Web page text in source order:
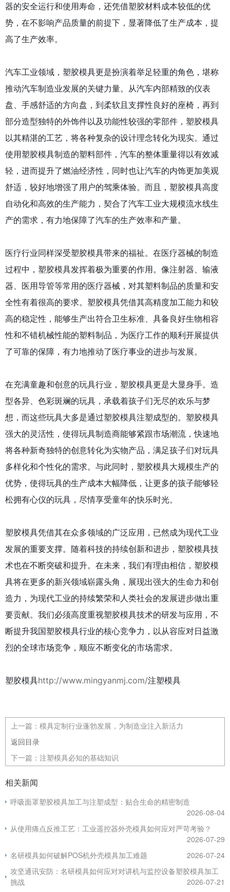
器的安全运行和使用寿命，还凭借塑胶材料成本较低的优
势，在不影响产品质量的前提下，显著降低了生产成本，提
高了生产效率。
汽车工业领域，塑胶模具更是扮演着举足轻重的角色，堪称
推动汽车制造业发展的关键力量。从汽车内部精致的仪表
盘、手感舒适的方向盘，到柔软且支撑性良好的座椅，再到
部分造型独特的外饰件以及功能性较强的零部件，塑胶模具
以其精湛的工艺，将各种复杂的设计理念转化为现实。通过
使用塑胶模具制造的塑料部件，汽车的整体重量得以有效减
轻，进而提升了燃油经济性，同时也让汽车的内饰更加美观
舒适，较好地增强了用户的驾乘体验。而且，塑胶模具高度
自动化和高效的生产能力，契合了汽车工业大规模流水线生
产的需求，有力地保障了汽车的生产效率和产量。
医疗行业同样深受塑胶模具带来的福祉。在医疗器械的制造
过程中，塑胶模具发挥着极为重要的作用。像注射器、输液
器、医用导管等常用的医疗器械，对其塑料制品的质量和安
全性有着很高的要求。塑胶模具凭借其高精度加工能力和较
高的稳定性，能够生产出符合卫生标准、具备良好生物相容
性和不错机械性能的塑料制品，为医疗工作的顺利开展提供
了可靠的保障，有力地推动了医疗事业的进步与发展。
在充满童趣和创意的玩具行业，塑胶模具更是大显身手。造
型各异、色彩斑斓的玩具，承载着孩子们无尽的欢乐与梦
想，而这些玩具大多是通过塑胶模具注塑成型的。塑胶模具
强大的灵活性，使得玩具制造商能够紧跟市场潮流，快速地
将各种新奇独特的创意转化为实物产品，满足孩子们对玩具
多样化和个性化的需求。与此同时，塑胶模具大规模生产的
优势，使得玩具的生产成本大幅降低，让更多的孩子能够轻
松拥有心仪的玩具，尽情享受童年的快乐时光。
塑胶模具凭借其在众多领域的广泛应用，已然成为现代工业
发展的重要支撑。随着科技的持续创新和进步，塑胶模具技
术也在不断突破和提升。在未来，我们有理由相信，塑胶模
具将在更多的新兴领域崭露头角，展现出强大的生命力和创
造力，为现代工业的持续繁荣和人类社会的发展进步做出重
要贡献。我们必须高度重视塑胶模具技术的研发与应用，不
断提升我国塑胶模具行业的核心竞争力，以从容应对日益激
烈的全球市场竞争，顺应不断变化的市场需求。
塑胶模具http://www.mingyanmj.com/注塑模具
上一篇： 模具定制行业蓬勃发展，为制造业注入新活力
返回目录
下一篇： 注塑模具必知的基础知识
相关新闻
呼吸面罩塑胶模具加工与注塑成型：贴合生命的精密制造
2026-08-04
从使用痛点反推工艺：工业遥控器外壳模具如何应对严苛考验？
2026-07-29
名研模具如何破解POS机外壳模具加工难题
2026-07-24
攻坚通讯安防：名研模具如何应对对讲机与监控设备塑胶模具加工
挑战
2026-07-21